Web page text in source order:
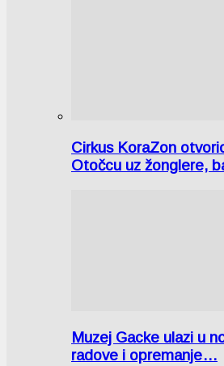
Cirkus KoraZon
Otočcu uz žonglere,
Muzej Gacke ulazi u
radove i opremanje…